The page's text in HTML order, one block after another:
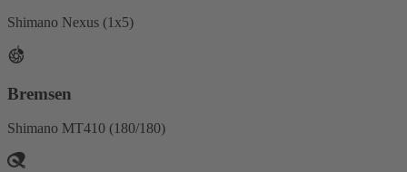
Shimano Nexus (1x5)
Bremsen
Shimano MT410 (180/180)